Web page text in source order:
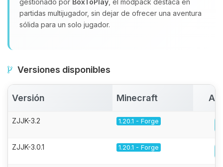
gestionado por BoxToPlay , el modpack destaca en
partidas multijugador, sin dejar de ofrecer una aventura
sólida para un solo jugador.
Versiones disponibles
Versión Minecraft
ZJJK-3.2 1.20.1 - Forge
ZJJK-3.0.1 1.20.1 - Forge